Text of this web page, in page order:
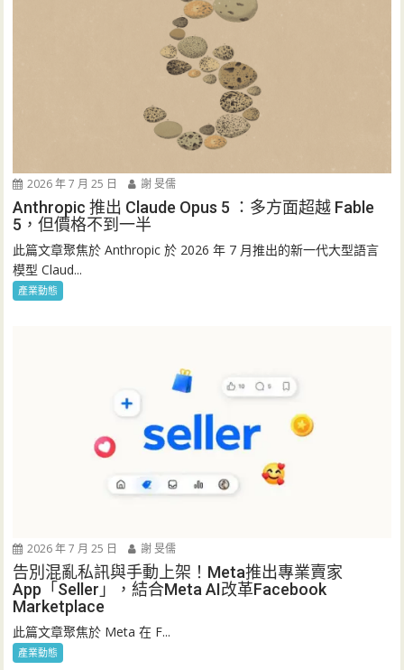
2026 年 7 月 25 日 謝 旻儒
Anthropic 推出 Claude Opus 5 ：多方面超越 Fable
5，但價格不到一半
此篇文章聚焦於 Anthropic 於 2026 年 7 月推出的新一代大型語言
模型 Claud...
產業動態
2026 年 7 月 25 日 謝 旻儒
告別混亂私訊與手動上架！Meta推出專業賣家
App「Seller」，結合Meta AI改革Facebook
Marketplace
此篇文章聚焦於 Meta 在 F...
產業動態